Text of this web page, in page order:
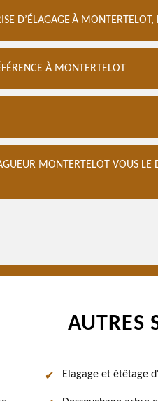
D’ÉLAGAGE À
À MONTERTELOT
MONTERTELOT VOUS LE
AUTRES
Elagage et étêtage